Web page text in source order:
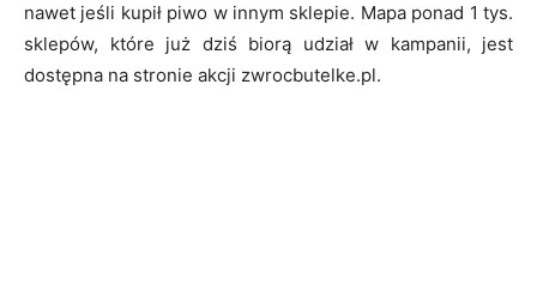
nawet jeśli kupił piwo w innym sklepie. Mapa ponad 1 tys.
sklepów, które już dziś biorą udział w kampanii, jest
dostępna na stronie akcji zwrocbutelke.pl.